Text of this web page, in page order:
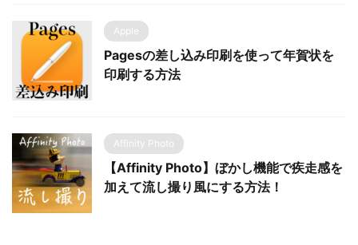
Apple
Pagesの差し込み印刷を使って年賀状を
印刷する方法
Affinity Photo
【Affinity Photo】ぼかし機能で疾走感を
加えて流し撮り風にする方法！